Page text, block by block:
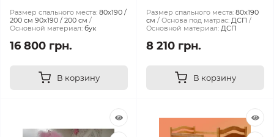
Размер спального места: 80х190 /
200 см 90х190 / 200 см
Основной материал: бук
16 800 грн.
В корзину
Размер спального места: 80х190
см
Основа под матрас: ДСП
Основной материал: ДСП
8 210 грн.
В корзину